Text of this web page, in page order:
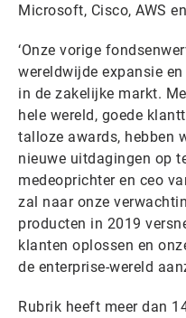
Microsoft, Cisco, AWS en
‘Onze vorige
wereldwijde expansie
in de zakelijke markt.
hele wereld, goede
talloze awards, hebben
nieuwe uitdagingen op
medeoprichter en ceo
zal naar onze
producten in 2019
klanten oplossen en
de enterprise-wereld
Rubrik heeft meer dan